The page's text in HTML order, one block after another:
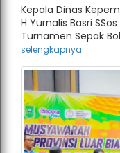
Kepala Dinas
H Yurnalis Basri
Turnamen Sepak
selengkapnya